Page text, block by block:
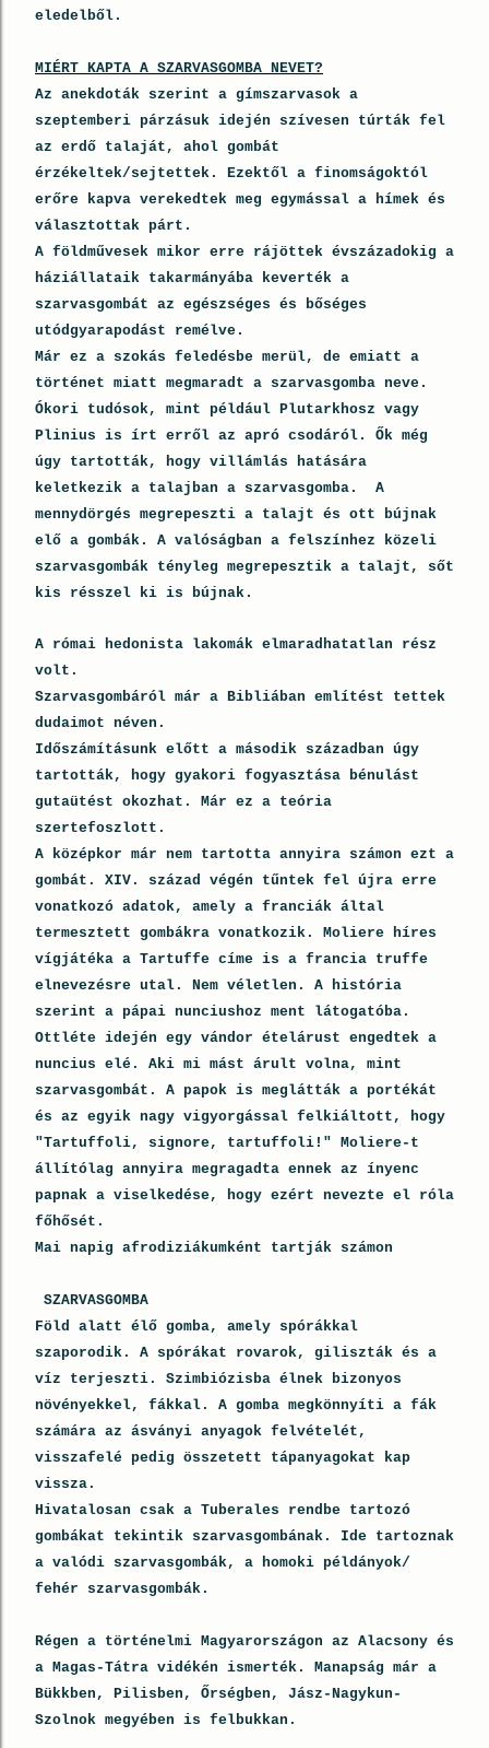
eledelből.
MIÉRT KAPTA A SZARVASGOMBA NEVET?
Az anekdoták szerint a gímszarvasok a
szeptemberi párzásuk idején szívesen túrták fel
az erdő talaját, ahol gombát
érzékeltek/sejtettek. Ezektől a finomságoktól
erőre kapva verekedtek meg egymással a hímek és
választottak párt.
A földművesek mikor erre rájöttek évszázadokig a
háziállataik takarmányába keverték a
szarvasgombát az egészséges és bőséges
utódgyarapodást remélve.
Már ez a szokás feledésbe merül, de emiatt a
történet miatt megmaradt a szarvasgomba neve.
Ókori tudósok, mint például Plutarkhosz vagy
Plinius is írt erről az apró csodáról. Ők még
úgy tartották, hogy villámlás hatására
keletkezik a talajban a szarvasgomba. A
mennydörgés megrepeszti a talajt és ott bújnak
elő a gombák. A valóságban a felszínhez közeli
szarvasgombák tényleg megrepesztik a talajt, sőt
kis résszel ki is bújnak.
A római hedonista lakomák elmaradhatatlan rész
volt.
Szarvasgombáról már a Bibliában említést tettek
dudaimot néven.
Időszámításunk előtt a második században úgy
tartották, hogy gyakori fogyasztása bénulást
gutaütést okozhat. Már ez a teória
szertefoszlott.
A középkor már nem tartotta annyira számon ezt a
gombát. XIV. század végén tűntek fel újra erre
vonatkozó adatok, amely a franciák által
termesztett gombákra vonatkozik. Moliere híres
vígjátéka a Tartuffe címe is a francia truffe
elnevezésre utal. Nem véletlen. A história
szerint a pápai nunciushoz ment látogatóba.
Ottléte idején egy vándor ételárust engedtek a
nuncius elé. Aki mi mást árult volna, mint
szarvasgombát. A papok is meglátták a portékát
és az egyik nagy vigyorgással felkiáltott, hogy
"Tartuffoli, signore, tartuffoli!" Moliere-t
állítólag annyira megragadta ennek az ínyenc
papnak a viselkedése, hogy ezért nevezte el róla
főhősét.
Mai napig afrodiziákumként tartják számon
SZARVASGOMBA
Föld alatt élő gomba, amely spórákkal
szaporodik. A spórákat rovarok, giliszták és a
víz terjeszti. Szimbiózisba élnek bizonyos
növényekkel, fákkal. A gomba megkönnyíti a fák
számára az ásványi anyagok felvételét,
visszafelé pedig összetett tápanyagokat kap
vissza.
Hivatalosan csak a Tuberales rendbe tartozó
gombákat tekintik szarvasgombának. Ide tartoznak
a valódi szarvasgombák, a homoki példányok/
fehér szarvasgombák.
Régen a történelmi Magyarországon az Alacsony és
a Magas-Tátra vidékén ismerték. Manapság már a
Bükkben, Pilisben, Őrségben, Jász-Nagykun-
Szolnok megyében is felbukkan.